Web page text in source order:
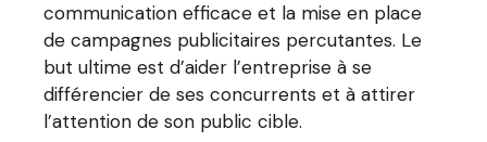
communication efficace et la mise en place
de campagnes publicitaires percutantes. Le
but ultime est d’aider l’entreprise à se
différencier de ses concurrents et à attirer
l’attention de son public cible.